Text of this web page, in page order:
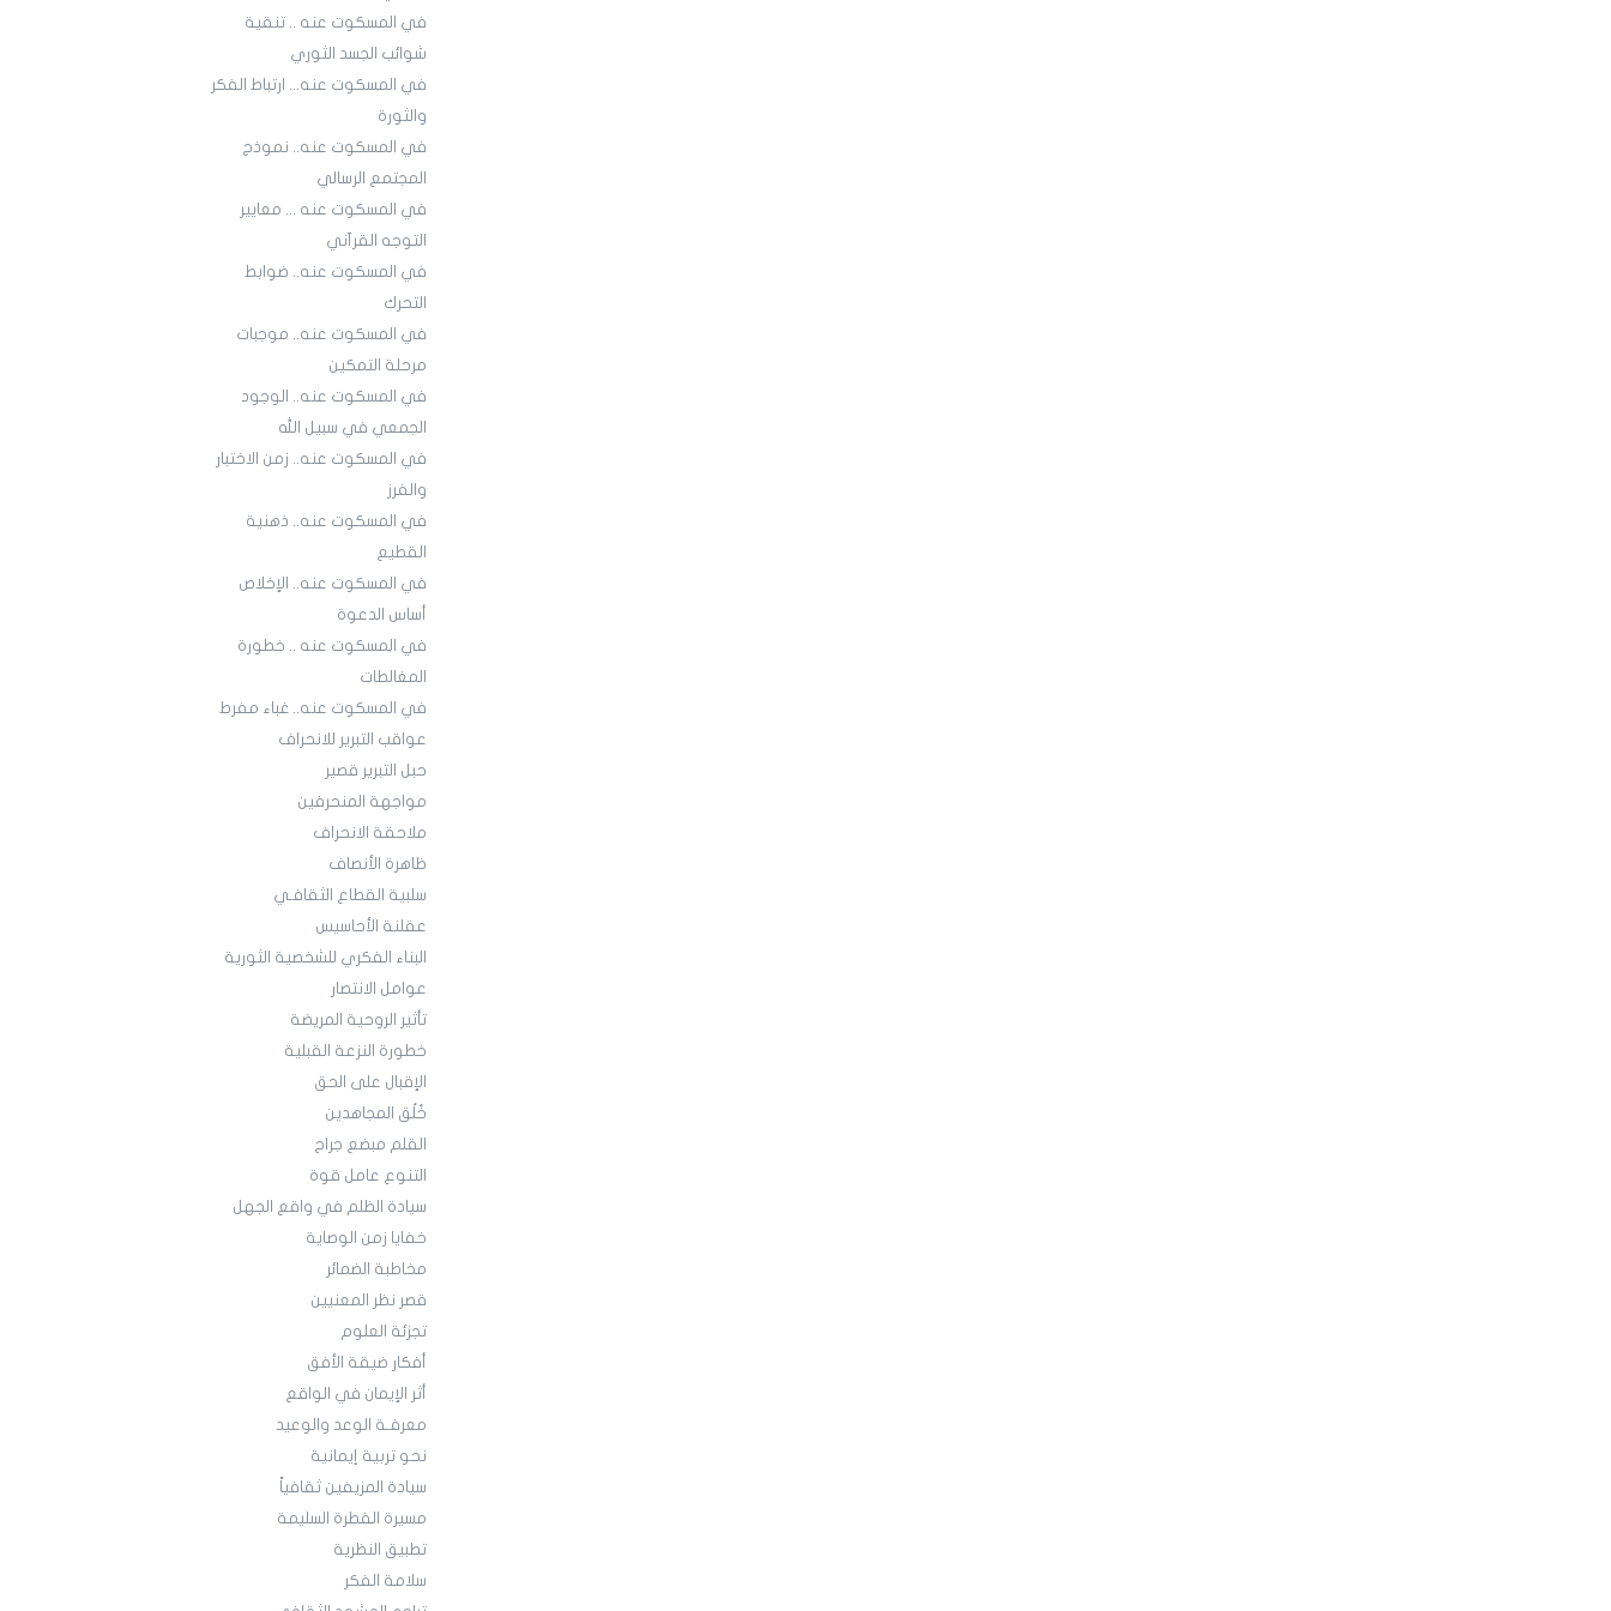
في المسكوت عنه .. تنقية
شوائب الجسد الثوري
في المسكوت عنه... ارتباط الفكر
والثورة
في المسكوت عنه.. نموذج
المجتمع الرسالي
في المسكوت عنه ... معايير
التوجه القرآني
في المسكوت عنه.. ضوابط
التحرك
في المسكوت عنه.. موجبات
مرحلة التمكين
في المسكوت عنه.. الوجود
الجمعي في سبيل الله
في المسكوت عنه.. زمن الاختبار
والفرز
في المسكوت عنه.. ذهنية
القطيع
في المسكوت عنه.. الإخلاص
أساس الدعوة
في المسكوت عنه .. خطورة
المغالطات
في المسكوت عنه.. غباء مفرط
عواقب التبرير للانحراف
حبل التبرير قصير
مواجهة المنحرفين
ملاحقة الانحراف
ظاهرة الأنصاف
سلبية القطاع الثقافـي
عقلنة الأحاسيس
البناء الفكري للشخصية الثورية
عوامل الانتصار
تأثير الروحية المريضة
خطورة النزعة القبلية
الإقبال على الحق
خُلُق المجاهدين
القلم مبضع جراح
التنوع عامل قوة
سيادة الظلم في واقع الجهل
خفايا زمن الوصاية
مخاطبة الضمائر
قصر نظر المعنيين
تجزئة العلوم
أفكار ضيقة الأفق
أثر الإيمان في الواقع
معرفـة الوعد والوعيد
نحو تربية إيمانية
سيادة المزيفين ثقافياً
مسيرة الفطرة السليمة
تطبيق النظرية
سلامة الفكر